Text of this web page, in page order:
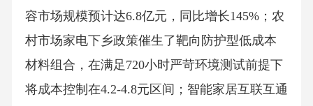
容市场规模预计达6.8亿元，同比增长145%；农
村市场家电下乡政策催生了靶向防护型低成本
材料组合，在满足720小时严苛环境测试前提下
将成本控制在4.2-4.8元区间；智能家居互联互通